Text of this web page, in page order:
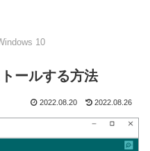
10
ールする方法
2022.08.20 2022.08.26